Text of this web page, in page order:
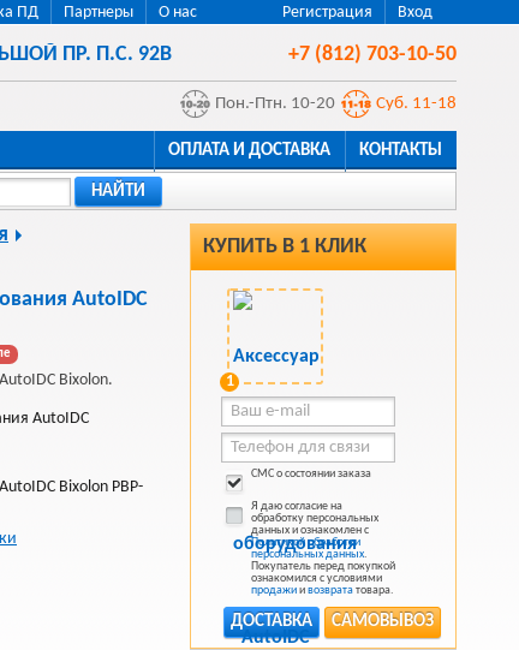
Регистрация Вход
ПД Партнеры
О нас
ПР. П.С. 92В +7 (812) 703-10-50
Пон.-Птн. 10-20 Суб. 11-18
ОПЛАТА И ДОСТАВКА КОНТАКТЫ
НАЙТИ
КУПИТЬ В 1 КЛИК
1
СМС о состоянии заказа
Я даю согласие на
обработку персональных
данных и ознакомлен с
Политикой обработки
персональных данных.
Покупатель перед покупкой
ознакомился с условиями
продажиивозврататовара.
САМОВЫВОЗ
ДОСТАВКА
AutoIDC
Bixolon.
AutoIDC
Bixolon PBP-